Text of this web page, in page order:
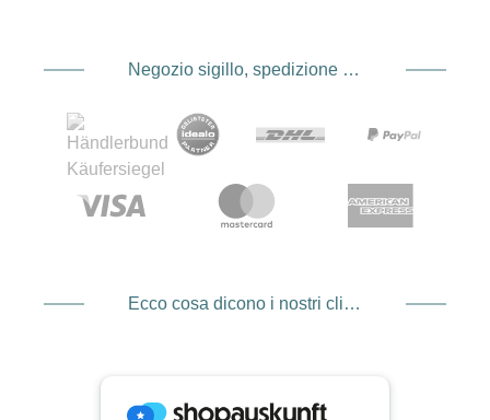
Negozio sigillo, spedizione e spedizione Fornitore di servizi di pagamento
Ecco cosa dicono i nostri clienti